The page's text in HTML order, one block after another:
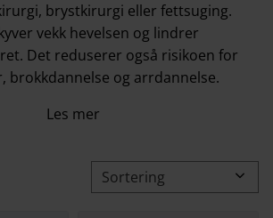
brystkirurgi eller fettsuging.
vekk hevelsen og lindrer
Det reduserer også risikoen for
brokkdannelse og arrdannelse.
Les mer
Velg sorteringsmetode